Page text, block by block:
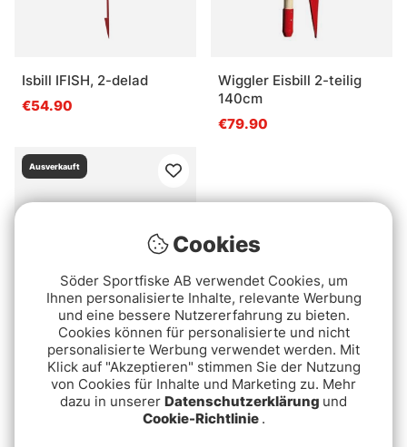
Isbill IFISH, 2-delad
€54.90
Wiggler Eisbill 2-teilig
140cm
€79.90
Ausverkauft
IFISH Ice Saw
€69.90
Cookies
Söder Sportfiske AB verwendet Cookies, um
Ihnen personalisierte Inhalte, relevante Werbung
und eine bessere Nutzererfahrung zu bieten.
Cookies können für personalisierte und nicht
personalisierte Werbung verwendet werden. Mit
Klick auf "Akzeptieren" stimmen Sie der Nutzung
von Cookies für Inhalte und Marketing zu. Mehr
dazu in unserer Datenschutzerklärung und
Cookie-Richtlinie .